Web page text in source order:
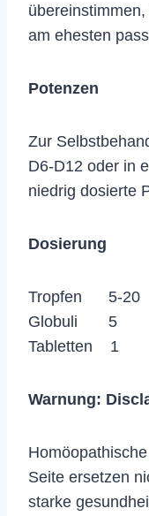
am ehesten
Potenzen
Zur
D6-D12 oder in
niedrig dosierte
Dosierung
Tropfen 5-20
Globuli 5
Tabletten 1
Warnung:
Seite ersetzen
starke